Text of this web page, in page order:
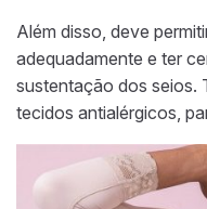
Além disso, deve
adequadamente e ter
sustentação dos seios.
tecidos antialérgicos,